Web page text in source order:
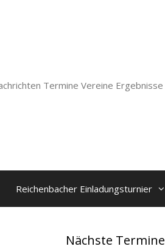
Termine Vereine Ergebnisse
Reichenbacher Einladungsturnier
Nächste Termine